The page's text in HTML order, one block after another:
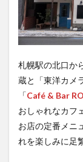
札幌駅の北口か
蔵と「東洋カメ
「Café & Bar
おしゃれなカフ
お店の定番メニ
れを楽しみに足